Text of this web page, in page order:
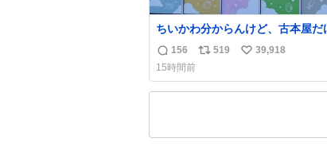
ちいかわ分からんけど、古本屋だ
前になってるのはどういうこと？
返
信
数
156
リ
ス
519
い
ね
39,918
15時間前